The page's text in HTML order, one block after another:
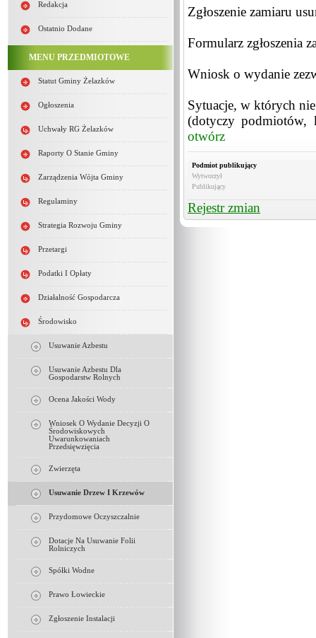
Redakcja
Ostatnio Dodane
MENU PRZEDMIOTOWE
Statut Gminy Żelazków
Ogłoszenia
Uchwały RG Żelazków
Raporty O Stanie Gminy
Zarządzenia Wójta Gminy
Regulaminy
Strategia Rozwoju Gminy
Przetargi
Podatki I Opłaty
Działalność Gospodarcza
Środowisko
Usuwanie Azbestu
Usuwanie Azbestu Dla
Gospodarstw Rolnych
Ocena Jakości Wody
Wniosek O Wydanie Decyzji O
Środowiskowych
Uwarunkowaniach
Przedsięwzięcia
Zwierzęta
Usuwanie Drzew I Krzewów
Przydomowe Oczyszczalnie
Dotacje Na Usuwanie Folii
Rolniczych
Spółki Wodne
Prawo Łowieckie
Zgłoszenie Instalacji
Zgłoszenie zamiaru
Formularz zgłoszenia
Wniosk o wydanie
Sytuacje, w których nie
(dotyczy podmiotów,
otwórz
Podmiot publikujący
Wytworzył
Publikujący
Rejestr zmian